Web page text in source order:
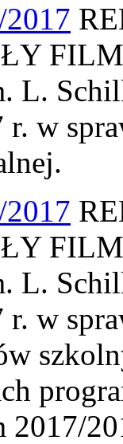
2017
L.
w
2017
L.
r. w
2017/